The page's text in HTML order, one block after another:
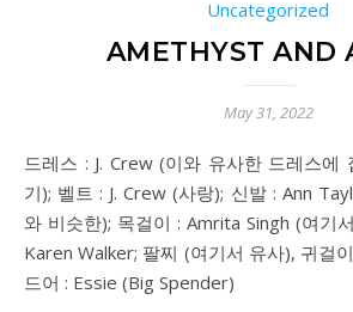
Uncategorized
AMETHYST AND
May 31, 2022
드레스 : J. Crew (이와 유사한 드레스에 집착 : 여기, 여기, 여
기); 벨트 : J. Crew (사랑); 신발 : Ann
와 비슷한); 목걸이 : Amrita Singh (여기
Karen Walker; 팔찌 (여기서 유사), 귀걸
드어 : Essie (Big Spender)